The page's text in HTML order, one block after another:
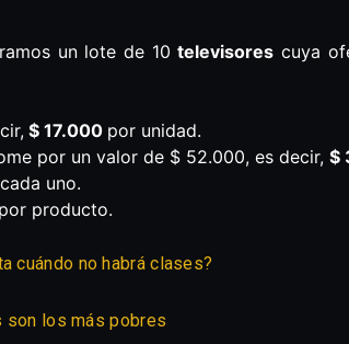
un lote de 10 televisorescuya
$ 17.000 por unidad.
por un valor de $ 52.000, es decir, $
cada uno.
por producto.
cuándo no habrá clases?
son los más pobres